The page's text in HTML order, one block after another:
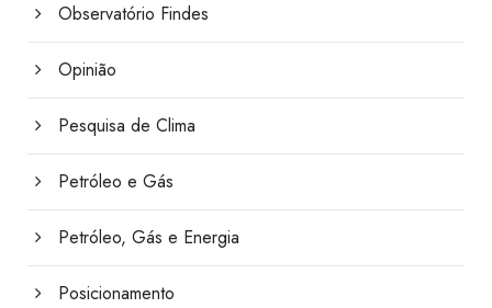
Observatório Findes
Opinião
Pesquisa de Clima
Petróleo e Gás
Petróleo, Gás e Energia
Posicionamento